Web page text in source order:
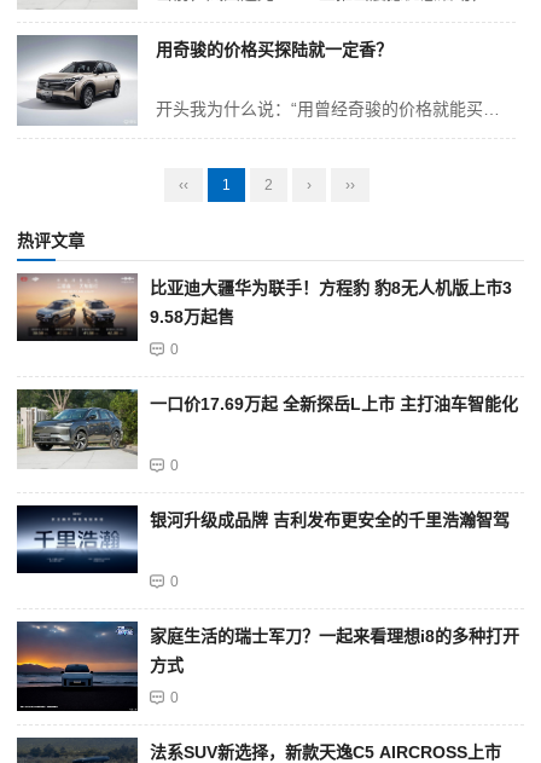
用奇骏的价格买探陆就一定香？
‹‹ 1 2 › ››
热评文章
比亚迪大疆华为联手！方程豹 豹8无人机版上市3
9.58万起售
0
一口价17.69万起 全新探岳L上市 主打油车智能化
0
银河升级成品牌 吉利发布更安全的千里浩瀚智驾
0
家庭生活的瑞士军刀？一起来看理想i8的多种打开
方式
0
法系SUV新选择，新款天逸C5 AIRCROSS上市